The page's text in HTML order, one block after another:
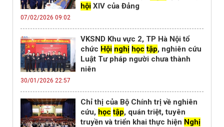
hội XIV của Đảng
07/02/2026 09:02
VKSND Khu vực 2, TP Hà Nội tổ
chức Hội nghị học tập, nghiên cứu
Luật Tư pháp người chưa thành
niên
30/01/2026 22:57
Chỉ thị của Bộ Chính trị về nghiên
cứu, học tập, quán triệt, tuyên
truyền và triển khai thực hiện Nghị